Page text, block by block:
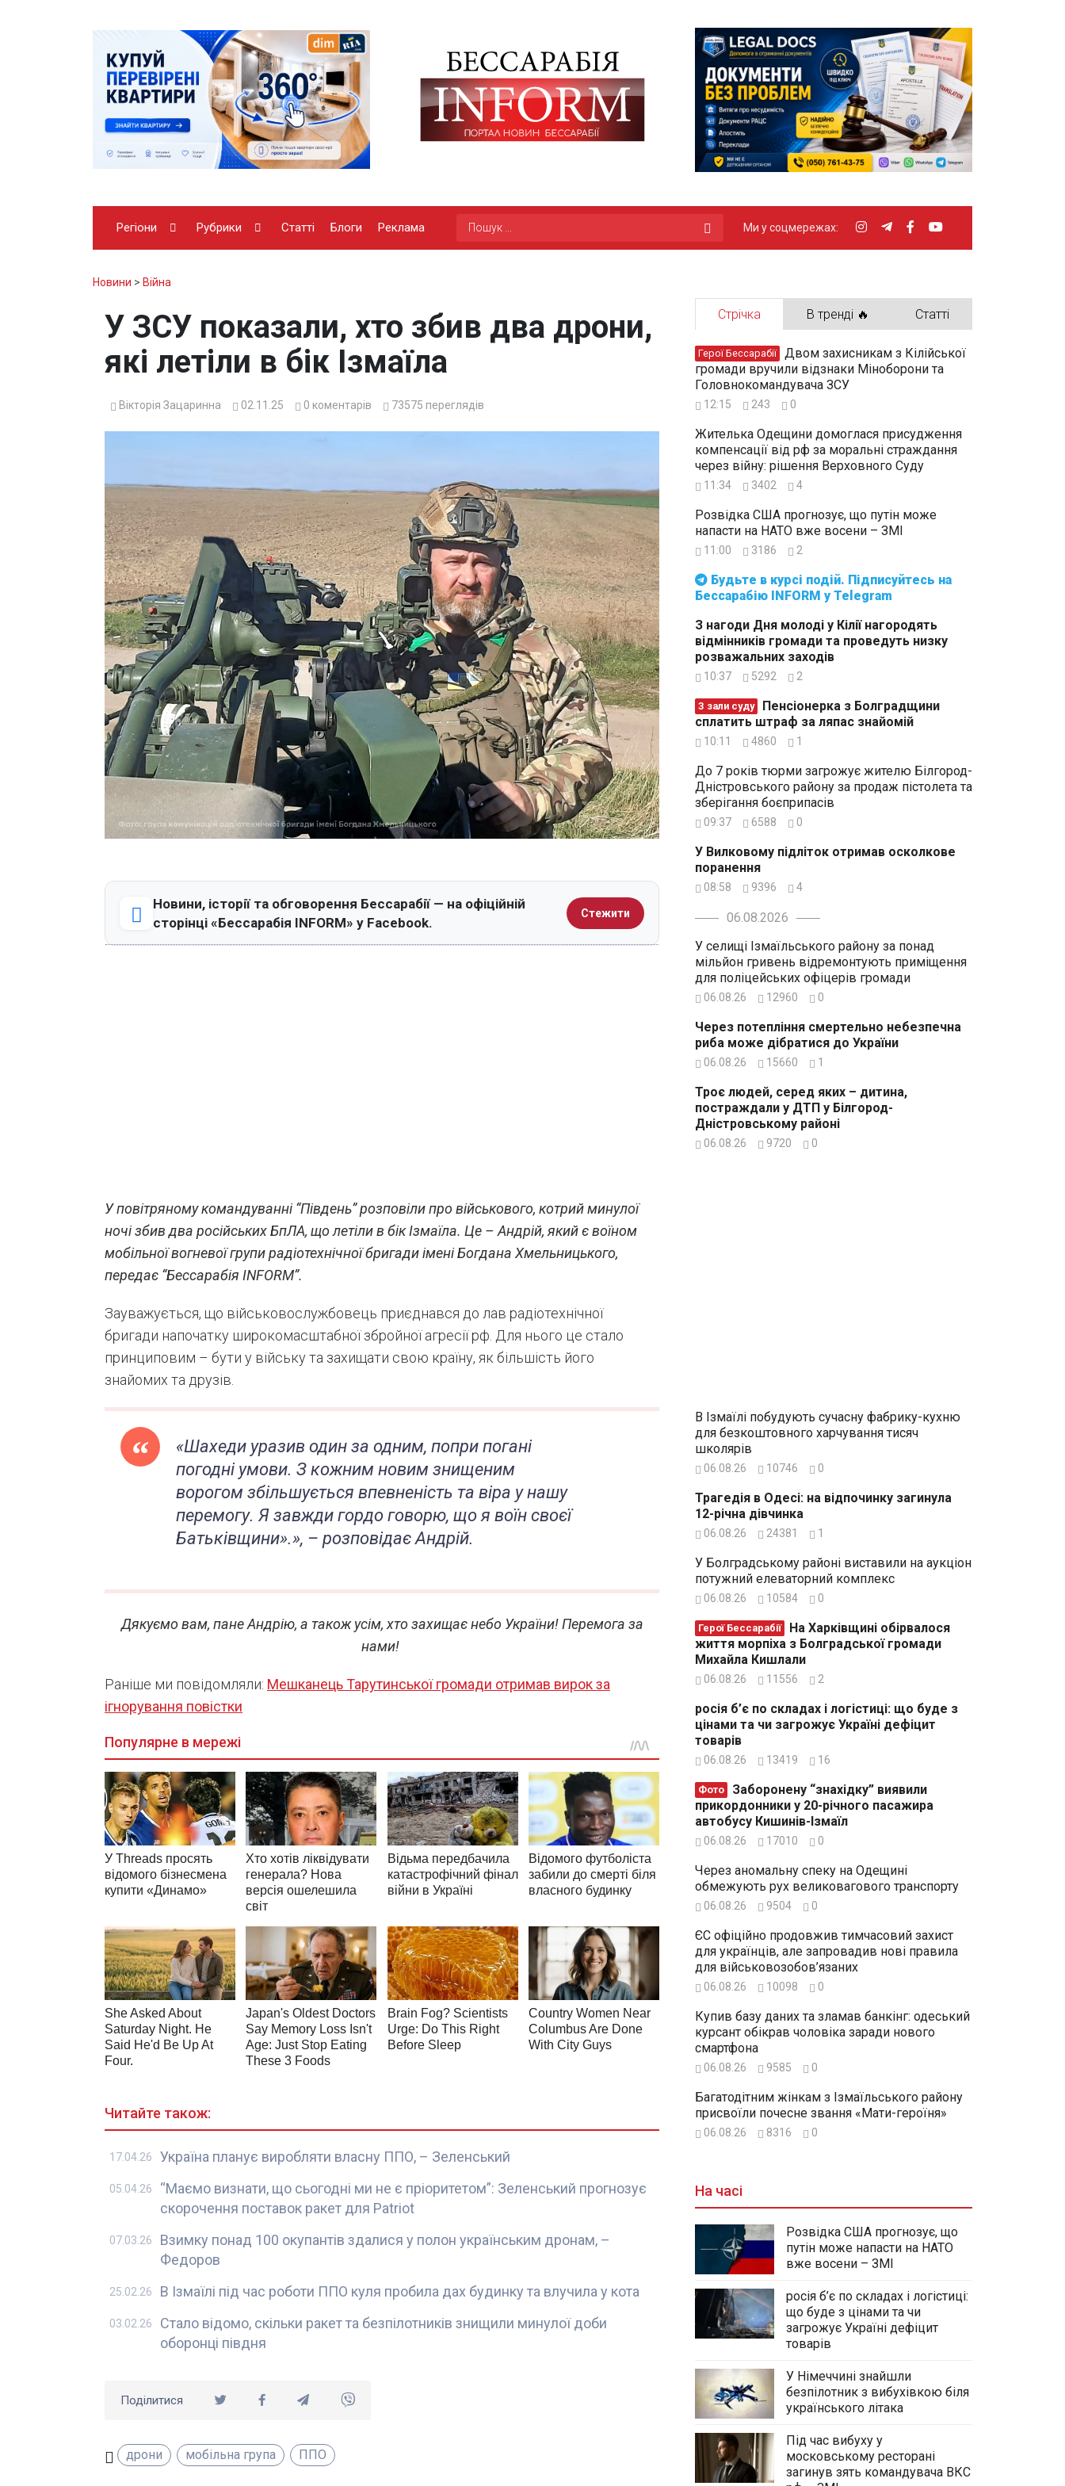
Регіони Рубрики Статті Блоги Реклама Ми у соцмережах:
Новини > Війна
У ЗСУ показали, хто збив два дрони,
які летіли в бік Ізмаїла
Вікторія Зацаринна 02.11.25 0 коментарів 73575 переглядів
Новини, історії та обговорення Бессарабії — на офіційній
сторінці «Бессарабія INFORM» у Facebook.
Стежити
У повітряному командуванні “Південь” розповіли про військового, котрий минулої
ночі збив два російських БпЛА, що летіли в бік Ізмаїла. Це – Андрій, який є воїном
мобільної вогневої групи радіотехнічної бригади іменіБогдана Хмельницького,
передає “Бессарабія INFORM”.
Зауважується, що військовослужбовець приєднався до лав радіотехнічної
бригади напочатку широкомасштабної збройної агресії рф. Для нього це стало
принциповим – бути у війську та захищати свою країну, як більшість його
знайомих та друзів.
«Шахеди уразив один за одним, попри погані
погодні умови. З кожним новим знищеним
ворогом збільшується впевненість та віра у нашу
перемогу. Я завжди гордо говорю, що я воїн своєї
Батьківщини».», – розповідає Андрій.
Дякуємо вам, пане Андрію, а також усім, хто захищає небо України! Перемога за
нами!
Раніше ми повідомляли: Мешканець Тарутинської громади отримав вирок за
ігнорування повістки
Читайте також:
Україна планує виробляти власну ППО, – Зеленський
17.04.26
“Маємо визнати, що сьогодні ми не є пріоритетом”: Зеленський прогнозує
скорочення поставок ракет для Patriot
05.04.26
Взимку понад 100 окупантів здалися у полон українським дронам, –
Федоров
07.03.26
В Ізмаїлі під час роботи ППО куля пробила дах будинку та влучила у кота
25.02.26
Стало відомо, скільки ракет та безпілотників знищили минулої доби
оборонці півдня
03.02.26
Поділитися
дрони мобільна група ППО
Стрічка В тренді 🔥 Статті
Бессарабію INFORM у Telegram
Герої Бессарабії
громади вручили відзнаки Міноборони та
Головнокомандувача ЗСУ
12:15 243 0
Жителька Одещини домоглася присудження
компенсації від рф за моральні страждання
через війну: рішення Верховного Суду
11:34 3402 4
Розвідка США прогнозує, що путін може
напасти на НАТО вже восени – ЗМІ
11:00 3186 2
З нагоди Дня молоді у Кілії нагородять
відмінників громади та проведуть низку
розважальних заходів
10:37 5292 2
З зали суду
сплатить штраф за ляпас знайомій
10:11 4860 1
До 7 років тюрми загрожує жителю Білгород-
Дністровського району за продаж пістолета та
зберігання боєприпасів
09:37 6588 0
У Вилковому підліток отримав осколкове
поранення
08:58 9396 4
06.08.2026
У селищі Ізмаїльського району за понад
мільйон гривень відремонтують приміщення
для поліцейських офіцерів громади
06.08.26 12960 0
Через потепління смертельно небезпечна
риба може дібратися до України
06.08.26 15660 1
Троє людей, серед яких – дитина,
постраждали у ДТП у Білгород-
Дністровському районі
06.08.26 9720 0
В Ізмаїлі побудують сучасну фабрику-кухню
для безкоштовного харчування тисяч
школярів
06.08.26 10746 0
Трагедія в Одесі: на відпочинку загинула
12-річна дівчинка
06.08.26 24381 1
У Болградському районі виставили на аукціон
потужний елеваторний комплекс
06.08.26 10584 0
Герої Бессарабії
життя морпіха з Болградської громади
Михайла Кишлали
06.08.26 11556 2
росія б’є по складах і логістиці: що буде з
цінами та чи загрожує Україні дефіцит
товарів
06.08.26 13419 16
Фото
прикордонники у 20-річного пасажира
автобусу Кишинів-Ізмаїл
06.08.26 17010 0
Через аномальну спеку на Одещині
обмежують рух великовагового транспорту
06.08.26 9504 0
ЄС офіційно продовжив тимчасовий захист
для українців, але запровадив нові правила
для військовозобов’язаних
06.08.26 10098 0
Купив базу даних та зламав банкінг: одеський
курсант обікрав чоловіка заради нового
смартфона
06.08.26 9585 0
Багатодітним жінкам з Ізмаїльського району
присвоїли почесне звання «Мати-героїня»
06.08.26 8316 0
На часі
Розвідка США прогнозує, що
путін може напасти на НАТО
вже восени – ЗМІ
росія б’є по складах і логістиці:
що буде з цінами та чи
загрожує Україні дефіцит
товарів
У Німеччині знайшли
безпілотник з вибухівкою біля
українського літака
Під час вибуху у
московському ресторані
загинув зять командувача ВКС